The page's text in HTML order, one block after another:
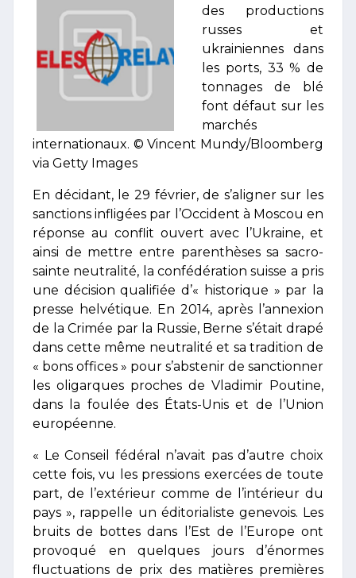
des productions
russes et
ukrainiennes dans
les ports, 33 % de
tonnages de blé
font défaut sur les
marchés
internationaux. © Vincent Mundy/Bloomberg
via Getty Images
En décidant, le 29 février, de s’aligner sur les
sanctions infligées par l’Occident à Moscou en
réponse au conflit ouvert avec l’Ukraine, et
ainsi de mettre entre parenthèses sa sacro-
sainte neutralité, la confédération suisse a pris
une décision qualifiée d’« historique » par la
presse helvétique. En 2014, après l’annexion
de la Crimée par la Russie, Berne s’était drapé
dans cette même neutralité et sa tradition de
« bons offices » pour s’abstenir de sanctionner
les oligarques proches de Vladimir Poutine,
dans la foulée des États-Unis et de l’Union
européenne.
« Le Conseil fédéral n’avait pas d’autre choix
cette fois, vu les pressions exercées de toute
part, de l’extérieur comme de l’intérieur du
pays », rappelle un éditorialiste genevois. Les
bruits de bottes dans l’Est de l’Europe ont
provoqué en quelques jours d’énormes
fluctuations de prix des matières premières